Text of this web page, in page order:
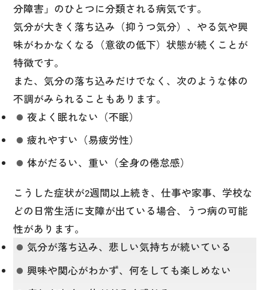
分障害」のひとつに分類される病気です。
気分が大きく落ち込み（抑うつ気分）、やる気や興
味がわかなくなる（意欲の低下）状態が続くことが
特徴です。
また、気分の落ち込みだけでなく、次のような体の
不調がみられることもあります。
夜よく眠れない（不眠）
疲れやすい（易疲労性）
体がだるい、重い（全身の倦怠感）
こうした症状が2週間以上続き、仕事や家事、学校な
どの日常生活に支障が出ている場合、うつ病の可能
性があります。
気分が落ち込み、悲しい気持ちが続いている
興味や関心がわかず、何をしても楽しめない